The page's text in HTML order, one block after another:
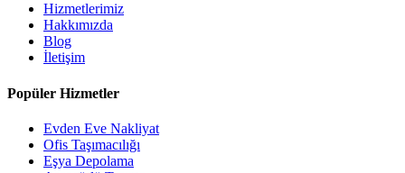
Hizmetlerimiz
Hakkımızda
Blog
İletişim
Popüler Hizmetler
Evden Eve Nakliyat
Ofis Taşımacılığı
Eşya Depolama